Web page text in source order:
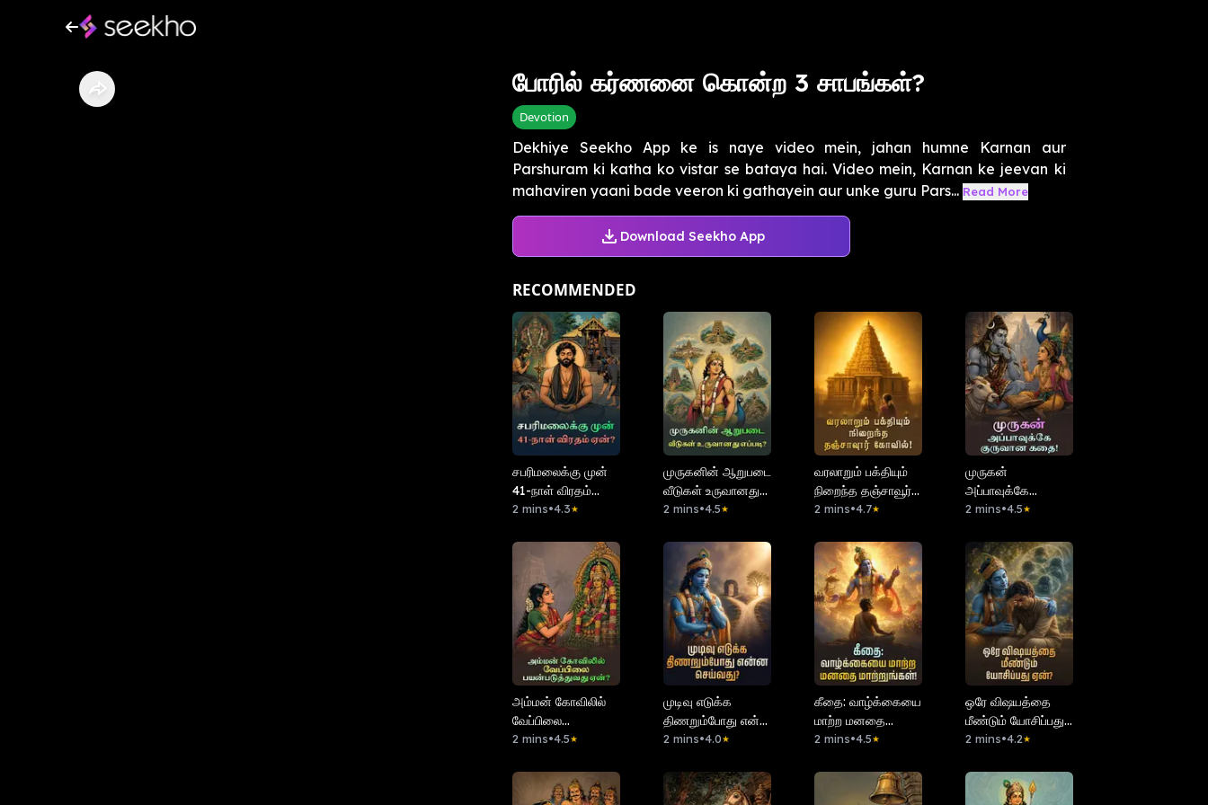
போரில் கர்ணனை கொன்ற 3 சாபங்கள்?
Devotion
Dekhiye Seekho App ke is naye video mein, jahan humne Karnan aur
Parshuram ki katha ko vistar se bataya hai. Video mein, Karnan ke jeevan ki
mahaviren yaani bade veeron ki gathayein aur unke guru Pars... Read More
Download Seekho App
RECOMMENDED
சபரிமலைக்கு முன்
41-நாள் விரதம்
ஏன்?
2 mins•4.3★
முருகனின் ஆறுபடை
வீடுகள் உருவானது
எப்படி?
2 mins•4.5★
வரலாறும் பக்தியும்
நிறைந்த தஞ்சாவூர்
கோவில்!
2 mins•4.7★
முருகன்
அப்பாவுக்கே
குருவான கதை!
2 mins•4.5★
அம்மன் கோவிலில்
வேப்பிலை
பயன்படுத்துவது
2 mins•4.5★
முடிவு எடுக்க
திணறும்போது என்ன
செய்வது?
2 mins•4.0★
கீதை: வாழ்க்கையை
மாற்ற மனதை
மாற்றுங்கள்!
2 mins•4.5★
ஒரே விஷயத்தை
மீண்டும் யோசிப்பது
ஏன்?
2 mins•4.2★